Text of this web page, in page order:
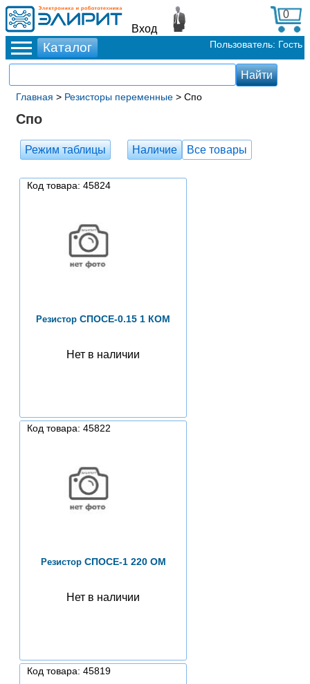
Вход
0
Пользователь: Гость
Главная > Резисторы переменные > Спо
Спо
Режим таблицы Наличие Все товары
Код товара: 45824
Резистор СПОСЕ-0.15 1 КОМ
Нет в наличии
Код товара: 45822
РезисторСПОСЕ-1 220 ОМ
Нет в наличии
Код товара: 45819